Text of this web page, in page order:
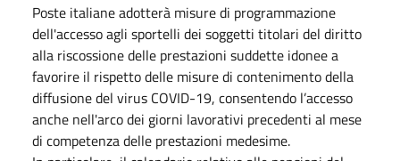
Poste italiane adotterà misure di programmazione
dell'accesso agli sportelli dei soggetti titolari del diritto
alla riscossione delle prestazioni suddette idonee a
favorire il rispetto delle misure di contenimento della
diffusione del virus COVID-19, consentendo l’accesso
anche nell'arco dei giorni lavorativi precedenti al mese
di competenza delle prestazioni medesime.